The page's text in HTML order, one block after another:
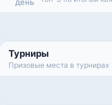
Турниры
Призовые места в турнирах